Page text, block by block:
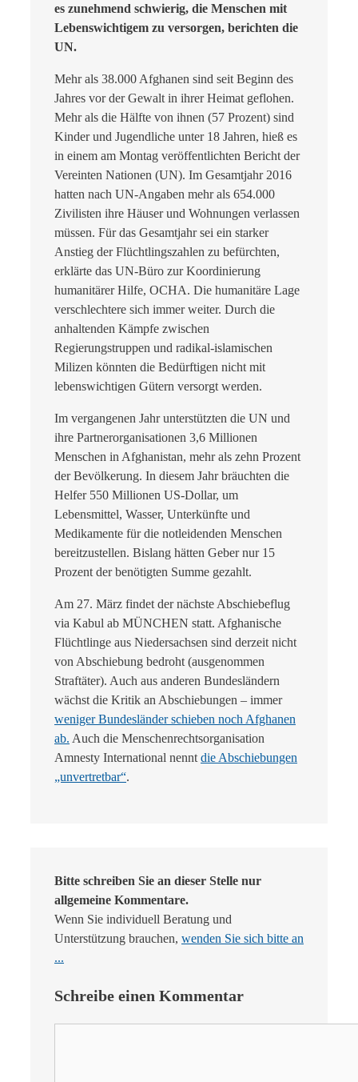
es zunehmend schwierig, die Menschen mit
Lebenswichtigem zu versorgen, berichten die
UN.
Mehr als 38.000 Afghanen sind seit Beginn des
Jahres vor der Gewalt in ihrer Heimat geflohen.
Mehr als die Hälfte von ihnen (57 Prozent) sind
Kinder und Jugendliche unter 18 Jahren, hieß es
in einem am Montag veröffentlichten Bericht der
Vereinten Nationen (UN). Im Gesamtjahr 2016
hatten nach UN-Angaben mehr als 654.000
Zivilisten ihre Häuser und Wohnungen verlassen
müssen. Für das Gesamtjahr sei ein starker
Anstieg der Flüchtlingszahlen zu befürchten,
erklärte das UN-Büro zur Koordinierung
humanitärer Hilfe, OCHA. Die humanitäre Lage
verschlechtere sich immer weiter. Durch die
anhaltenden Kämpfe zwischen
Regierungstruppen und radikal-islamischen
Milizen könnten die Bedürftigen nicht mit
lebenswichtigen Gütern versorgt werden.
Im vergangenen Jahr unterstützten die UN und
ihre Partnerorganisationen 3,6 Millionen
Menschen in Afghanistan, mehr als zehn Prozent
der Bevölkerung. In diesem Jahr bräuchten die
Helfer 550 Millionen US-Dollar, um
Lebensmittel, Wasser, Unterkünfte und
Medikamente für die notleidenden Menschen
bereitzustellen. Bislang hätten Geber nur 15
Prozent der benötigten Summe gezahlt.
Am 27. März findet der nächste Abschiebeflug
via Kabul ab MÜNCHEN statt. Afghanische
Flüchtlinge aus Niedersachsen sind derzeit nicht
von Abschiebung bedroht (ausgenommen
Straftäter). Auch aus anderen Bundesländern
wächst die Kritik an Abschiebungen – immer
weniger Bundesländer schieben noch Afghanen
ab. Auch die Menschenrechtsorganisation
Amnesty International nennt die Abschiebungen
„unvertretbar“.
Bitte schreiben Sie an dieser Stelle nur
allgemeine Kommentare.
Wenn Sie individuell Beratung und
Unterstützung brauchen, wenden Sie sich bitte an
...
Schreibe einen Kommentar